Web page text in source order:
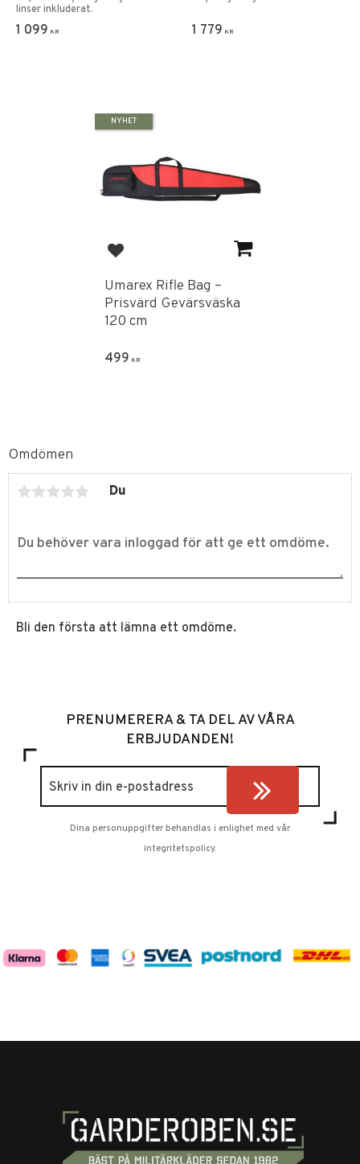
Omdömen
Du
Bli den första att lämna ett omdöme.
linser inkluderat.
1 099 KR 1 779 KR
Lägg till i favoriter
Umarex Rifle Bag –
Prisvärd Gevärsväska
120 cm
499 KR
NYHET
PRENUMERERA & TA DEL AV VÅRA
ERBJUDANDEN!
Dina personuppgifter behandlas i enlighet med vår
integritetspolicy.